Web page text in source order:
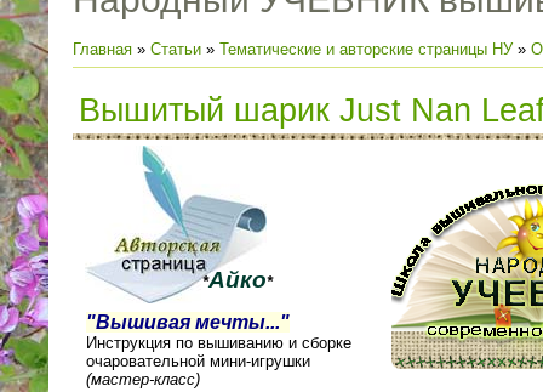
Главная » Статьи » Тематические и авторские страницы НУ»
Вышитый шарик Just Nan
*Айко*
"Вышивая мечты..."
Инструкция по вышиванию и сборке
очаровательной мини-игрушки
(мастер-класс)